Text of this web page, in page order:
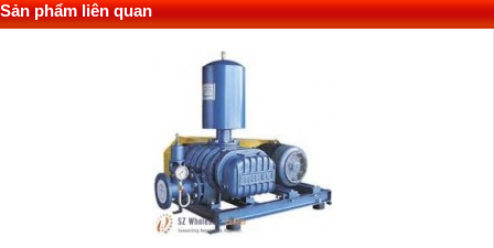
Sản phẩm liên quan